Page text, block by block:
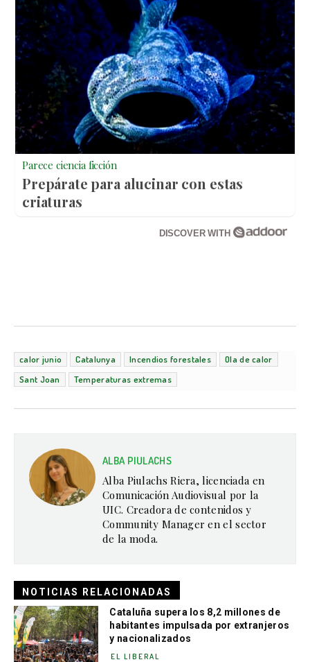
Parece ciencia ficción
Prepárate para alucinar con estas
criaturas
DISCOVER WITH
calor junio Catalunya Incendios forestales
Ola de calor
Sant Joan
Temperaturas extremas
ALBA PIULACHS
Alba Piulachs Riera, licenciada en
Comunicación Audiovisual por la
UIC. Creadora de contenidos y
Community Manager en el sector
de la moda.
NOTICIAS RELACIONADAS
Cataluña supera los 8,2 millones de
habitantes impulsada por extranjeros
y nacionalizados
EL LIBERAL